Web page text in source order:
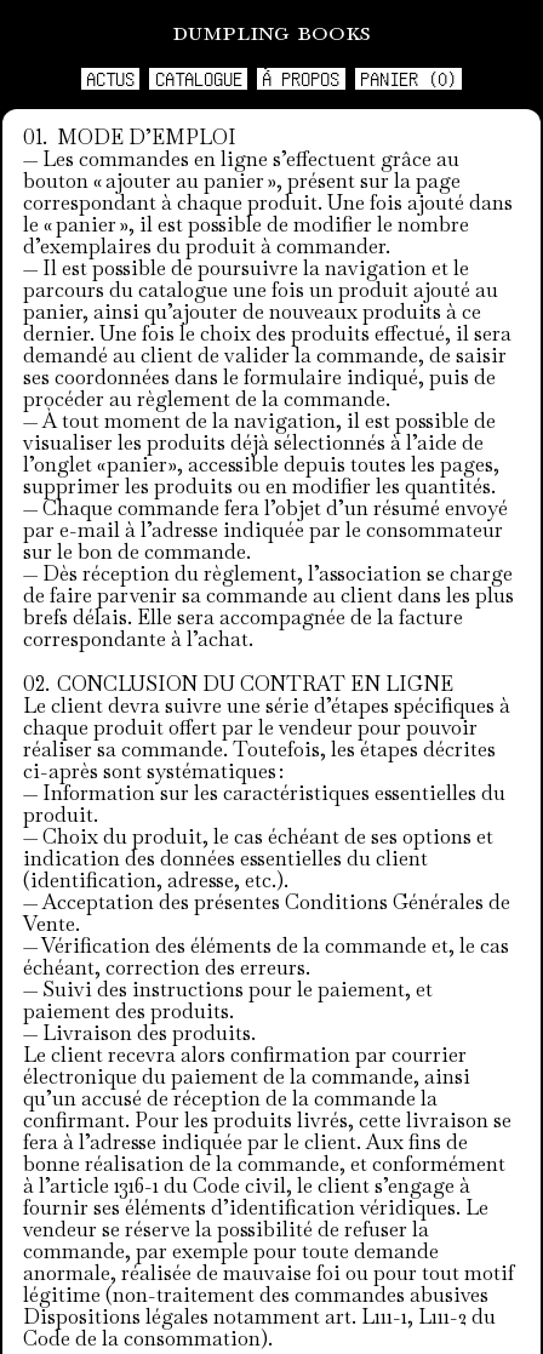
dumpling books
ACTUS CATALOGUE À PROPOS PANIER (0)
MODE D’EMPLOI
— Les commandes en ligne s’effectuent grâce au
bouton « ajouter au panier », présent sur la page
correspondant à chaque produit. Une fois ajouté dans
le « panier », il est possible de modifier le nombre
d’exemplaires du produit à commander.
— Il est possible de poursuivre la navigation et le
parcours du catalogue une fois un produit ajouté au
panier, ainsi qu’ajouter de nouveaux produits à ce
dernier. Une fois le choix des produits effectué, il sera
demandé au client de valider la commande, de saisir
ses coordonnées dans le formulaire indiqué, puis de
procéder au règlement de la commande.
— À tout moment de la navigation, il est possible de
visualiser les produits déjà sélectionnés à l’aide de
l’onglet «panier», accessible depuis toutes les pages,
supprimer les produits ou en modifier les quantités.
— Chaque commande fera l’objet d’un résumé envoyé
par e-mail à l’adresse indiquée par le consommateur
sur le bon de commande.
— Dès réception du règlement, l’association se charge
de faire parvenir sa commande au client dans les plus
brefs délais. Elle sera accompagnée de la facture
correspondante à l’achat.
CONCLUSION DU CONTRAT EN LIGNE
Le client devra suivre une série d’étapes spécifiques à
chaque produit offert par le vendeur pour pouvoir
réaliser sa commande. Toutefois, les étapes décrites
ci-après sont systématiques :
— Information sur les caractéristiques essentielles du
produit.
— Choix du produit, le cas échéant de ses options et
indication des données essentielles du client
(identification, adresse, etc.).
— Acceptation des présentes Conditions Générales de
Vente.
— Vérification des éléments de la commande et, le cas
échéant, correction des erreurs.
— Suivi des instructions pour le paiement, et
paiement des produits.
— Livraison des produits.
Le client recevra alors confirmation par courrier
électronique du paiement de la commande, ainsi
qu’un accusé de réception de la commande la
confirmant. Pour les produits livrés, cette livraison se
fera à l’adresse indiquée par le client. Aux fins de
bonne réalisation de la commande, et conformément
à l’article 1316-1 du Code civil, le client s’engage à
fournir ses éléments d’identification véridiques. Le
vendeur se réserve la possibilité de refuser la
commande, par exemple pour toute demande
anormale, réalisée de mauvaise foi ou pour tout motif
légitime (non-traitement des commandes abusives
Dispositions légales notamment art. L111-1, L111-2 du
Code de la consommation).